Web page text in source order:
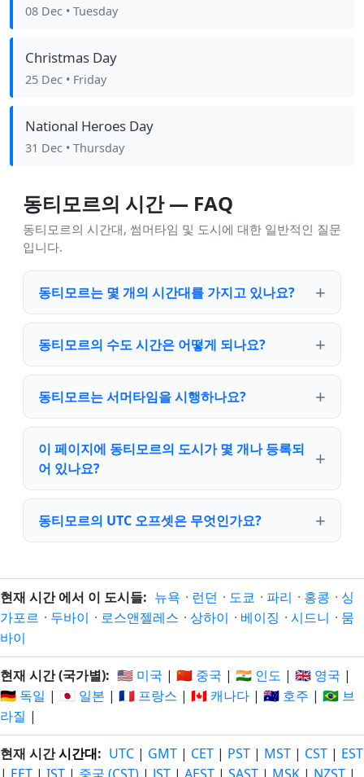
08 Dec • Tuesday
Christmas Day
25 Dec • Friday
National Heroes Day
31 Dec • Thursday
동티모르의 시간 — FAQ
동티모르의 시간대, 썸머타임 및 도시에 대한 일반적인 질문
입니다.
동티모르는 몇 개의 시간대를 가지고 있나요?
동티모르의 수도 시간은 어떻게 되나요?
동티모르는 서머타임을 시행하나요?
이 페이지에 동티모르의 도시가 몇 개나 등록되
어 있나요?
동티모르의 UTC 오프셋은 무엇인가요?
현재 시간 에서 이 도시들: 뉴욕 · 런던 · 도쿄 · 파리 · 홍콩 · 싱
가포르 · 두바이 · 로스앤젤레스 · 상하이 · 베이징 · 시드니 · 뭄
바이
현재 시간 (국가별): 🇺🇸 미국 | 🇨🇳 중국 | 🇮🇳 인도 | 🇬🇧 영국 |
🇩🇪 독일 | 🇯🇵 일본 | 🇫🇷 프랑스 | 🇨🇦 캐나다 | 🇦🇺 호주 | 🇧🇷 브
라질 |
현재 시간시간대: UTC | GMT | CET | PST | MST | CST | EST